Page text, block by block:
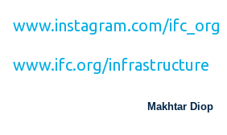
www.instagram.com/ifc_org
www.ifc.org/infrastructure
Makhtar Diop